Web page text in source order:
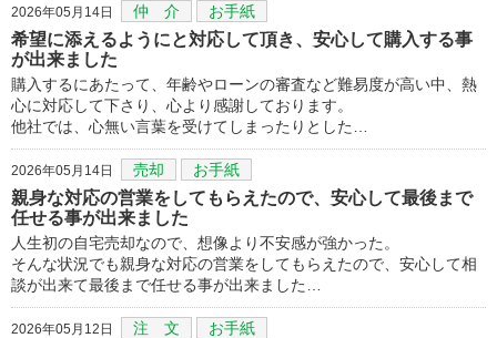
2026年05月14日 仲 介 お手紙
希望に添えるようにと対応して頂き、安心して購入する事
が出来ました
購入するにあたって、年齢やローンの審査など難易度が高い中、熱
心に対応して下さり、心より感謝しております。
他社では、心無い言葉を受けてしまったりとした…
2026年05月14日 売却 お手紙
親身な対応の営業をしてもらえたので、安心して最後まで
任せる事が出来ました
人生初の自宅売却なので、想像より不安感が強かった。
そんな状況でも親身な対応の営業をしてもらえたので、安心して相
談が出来て最後まで任せる事が出来ました…
2026年05月12日 注 文 お手紙